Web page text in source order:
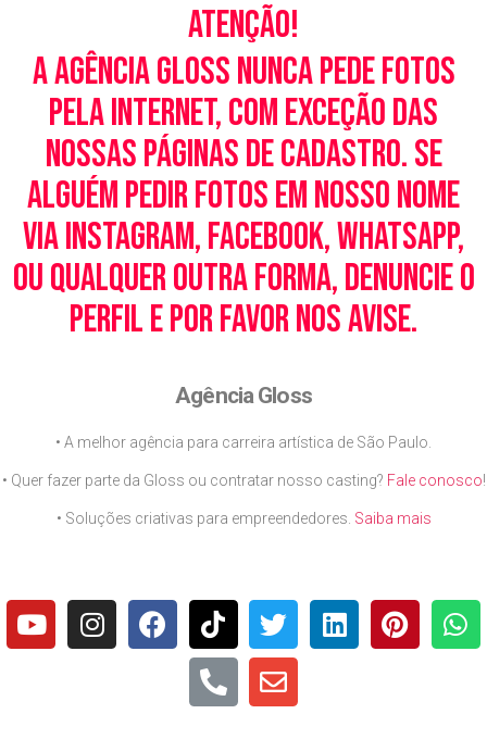
Atenção!
A Agência Gloss nunca pede fotos
pela Internet, com exceção das
nossas páginas de cadastro. Se
alguém pedir fotos em nosso nome
via Instagram, Facebook, WhatsApp,
ou qualquer outra forma, denuncie o
perfil e por favor nos avise.
Agência Gloss
• A melhor agência para carreira artística de São Paulo.
• Quer fazer parte da Gloss ou contratar nosso casting? Fale conosco!
• Soluções criativas para empreendedores. Saiba mais